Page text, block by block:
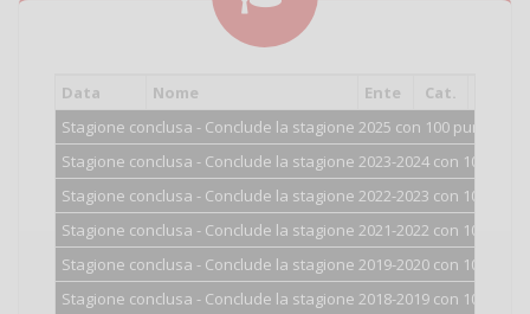
Data Nome Ente Cat.
Stagione conclusa - Conclude la stagione 2025 con 100 punti.
Stagione conclusa - Conclude la stagione 2023-2024 con 100 punti.
Stagione conclusa - Conclude la stagione 2022-2023 con 100 punti.
Stagione conclusa - Conclude la stagione 2021-2022 con 100 punti.
Stagione conclusa - Conclude la stagione 2019-2020 con 100 punti.
Stagione conclusa - Conclude la stagione 2018-2019 con 100 punti.